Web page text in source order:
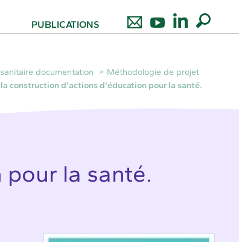
PUBLICATIONS
documentation
Méthodologie de projet
construction d'actions d'éducation pour la santé.
la santé.